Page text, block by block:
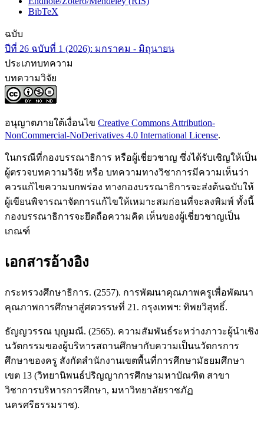
BibTeX
ฉบับ
ปีที่ 26 ฉบับที่ 1 (2026): มกราคม - มิถุนายน
ประเภทบทความ
บทความวิจัย
อนุญาตภายใต้เงื่อนไข Creative Commons Attribution-
NonCommercial-NoDerivatives 4.0 International License.
ในกรณีที่กองบรรณาธิการ หรือผู้เชี่ยวชาญ ซึ่งได้รับเชิญให้เป็น
ผู้ตรวจบทความวิจัย หรือ บทความทางวิชาการมีความเห็นว่า
ควรแก้ไขความบกพร่อง ทางกองบรรณาธิการจะส่งต้นฉบับให้
ผู้เขียนพิจารณาจัดการแก้ไขให้เหมาะสมก่อนที่จะลงพิมพ์ ทั้งนี้
กองบรรณาธิการจะยึดถือความคิด เห็นของผู้เชี่ยวชาญเป็น
เกณฑ์
เอกสารอ้างอิง
กระทรวงศึกษาธิการ. (2557). การพัฒนาคุณภาพครูเพื่อพัฒนา
คุณภาพการศึกษาสู่ศตวรรษที่ 21. กรุงเทพฯ: ทิพยวิสุทธิ์.
ธัญญวรรณ บุญมณี. (2565). ความสัมพันธ์ระหว่างภาวะผู้นำเชิง
นวัตกรรมของผู้บริหารสถานศึกษากับความเป็นนวัตกรการ
ศึกษาของครู สังกัดสำนักงานเขตพื้นที่การศึกษามัธยมศึกษา
เขต 13 (วิทยานิพนธ์ปริญญาการศึกษามหาบัณฑิต สาขา
วิชาการบริหารการศึกษา, มหาวิทยาลัยราชภัฏ
นครศรีธรรมราช).